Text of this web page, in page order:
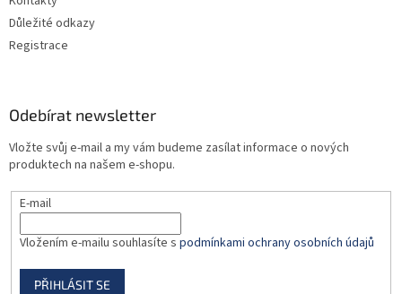
Důležité odkazy
Registrace
Odebírat newsletter
Vložte svůj e-mail a my vám budeme zasílat informace o nových
produktech na našem e-shopu.
E-mail
Vložením e-mailu souhlasíte s podmínkami ochrany osobních údajů
PŘIHLÁSIT SE